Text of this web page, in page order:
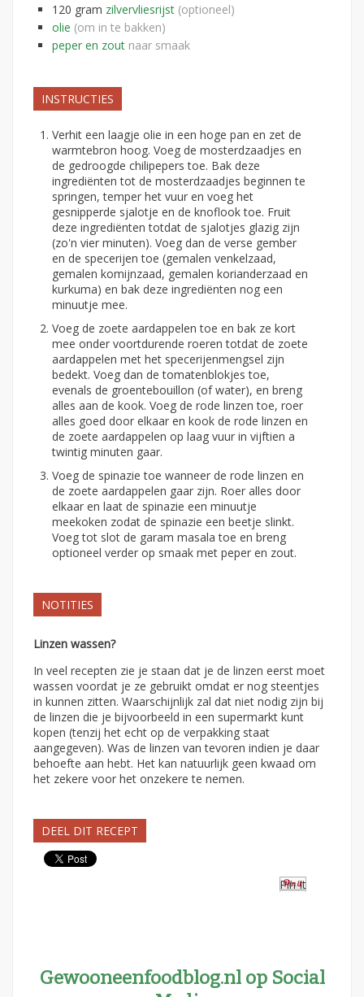
120 gram zilvervliesrijst (optioneel)
olie (om in te bakken)
peper en zout naar smaak
INSTRUCTIES
Verhit een laagje olie in een hoge pan en zet de
warmtebron hoog. Voeg de mosterdzaadjes en
de gedroogde chilipepers toe. Bak deze
ingrediënten tot de mosterdzaadjes beginnen te
springen, temper het vuur en voeg het
gesnipperde sjalotje en de knoflook toe. Fruit
deze ingrediënten totdat de sjalotjes glazig zijn
(zo'n vier minuten). Voeg dan de verse gember
en de specerijen toe (gemalen venkelzaad,
gemalen komijnzaad, gemalen korianderzaad en
kurkuma) en bak deze ingrediënten nog een
minuutje mee.
Voeg de zoete aardappelen toe en bak ze kort
mee onder voortdurende roeren totdat de zoete
aardappelen met het specerijenmengsel zijn
bedekt. Voeg dan de tomatenblokjes toe,
evenals de groentebouillon (of water), en breng
alles aan de kook. Voeg de rode linzen toe, roer
alles goed door elkaar en kook de rode linzen en
de zoete aardappelen op laag vuur in vijftien a
twintig minuten gaar.
Voeg de spinazie toe wanneer de rode linzen en
de zoete aardappelen gaar zijn. Roer alles door
elkaar en laat de spinazie een minuutje
meekoken zodat de spinazie een beetje slinkt.
Voeg tot slot de garam masala toe en breng
optioneel verder op smaak met peper en zout.
NOTITIES
Linzen wassen?
In veel recepten zie je staan dat je de linzen eerst moet
wassen voordat je ze gebruikt omdat er nog steentjes
in kunnen zitten. Waarschijnlijk zal dat niet nodig zijn bij
de linzen die je bijvoorbeeld in een supermarkt kunt
kopen (tenzij het echt op de verpakking staat
aangegeven). Was de linzen van tevoren indien je daar
behoefte aan hebt. Het kan natuurlijk geen kwaad om
het zekere voor het onzekere te nemen.
DEEL DIT RECEPT
Pin It
Gewooneenfoodblog.nl op Social